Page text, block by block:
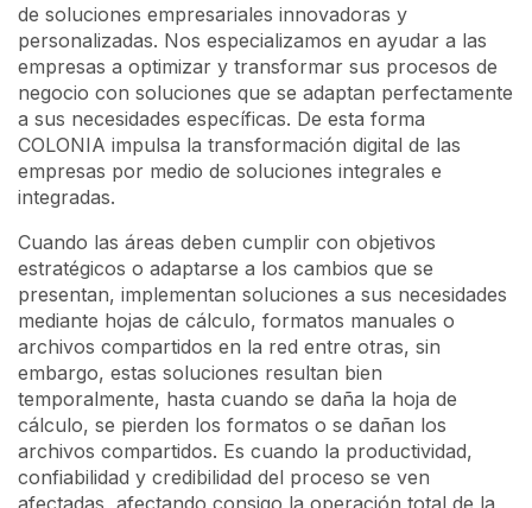
de soluciones empresariales innovadoras y
personalizadas. Nos especializamos en ayudar a las
empresas a optimizar y transformar sus procesos de
negocio con soluciones que se adaptan perfectamente
a sus necesidades específicas. De esta forma
COLONIA impulsa la transformación digital de las
empresas por medio de soluciones integrales e
integradas.
Cuando las áreas deben cumplir con objetivos
estratégicos o adaptarse a los cambios que se
presentan, implementan soluciones a sus necesidades
mediante hojas de cálculo, formatos manuales o
archivos compartidos en la red entre otras, sin
embargo, estas soluciones resultan bien
temporalmente, hasta cuando se daña la hoja de
cálculo, se pierden los formatos o se dañan los
archivos compartidos. Es cuando la productividad,
confiabilidad y credibilidad del proceso se ven